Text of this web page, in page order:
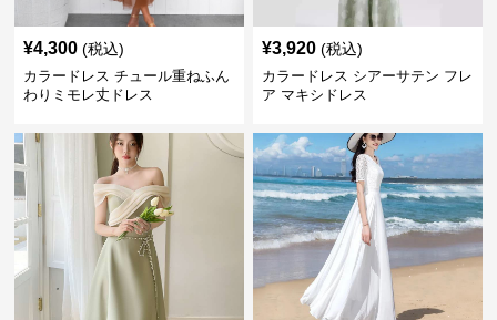
¥4,300 (税込)
カラードレス チュール重ねふん
わりミモレ丈ドレス
¥3,920 (税込)
カラードレス シアーサテン フレ
ア マキシドレス